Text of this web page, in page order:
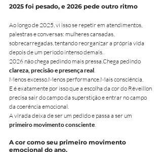
2025 foi pesado, e 2026 pede outro ritmo
Ao longo de 2025, vi isso se repetir em atendimentos,
palestras e conversas: mulheres cansadas,
sobrecarregadas, tentando reorganizar a própria vida
depois de um período intenso demais.
2026 não chega pedindo mais pressa.Chega pedindo
clareza, precisão e presença real
Menos excesso.Menos performance.Mais consciência.
E é exatamente por isso que a escolha da cor do Réveillon
precisa sair do campo da superstição e entrar no campo
da coerência emocional.
A virada deixa de ser um pedido e passa a ser um
primeiro movimento consciente
A cor como seu primeiro movimento
emocional do ano.